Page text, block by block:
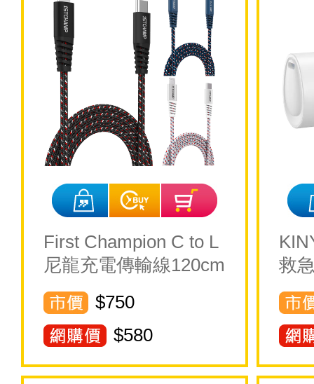
First Champion C to L
尼龍充電傳輸線120cm
$750
$580
救